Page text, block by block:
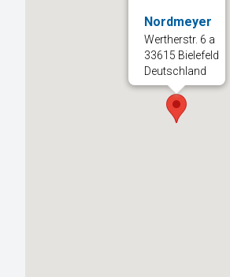
Nordmeyer
Wertherstr. 6 a
33615 Bielefeld
Deutschland